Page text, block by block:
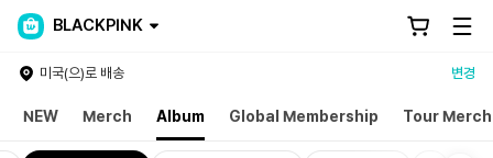
BLACKPINK
미국(으)로 배송 변경
NEW Merch Album Global Membership Tour Merch